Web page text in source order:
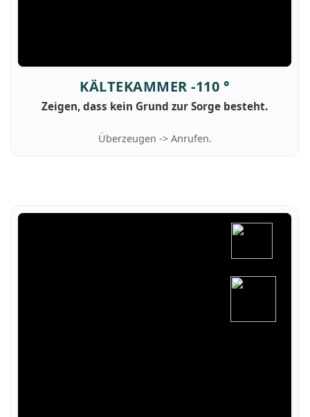
KÄLTEKAMMER -110 °
Zeigen, dass kein Grund zur Sorge besteht.
Überzeugen -> Anrufen.